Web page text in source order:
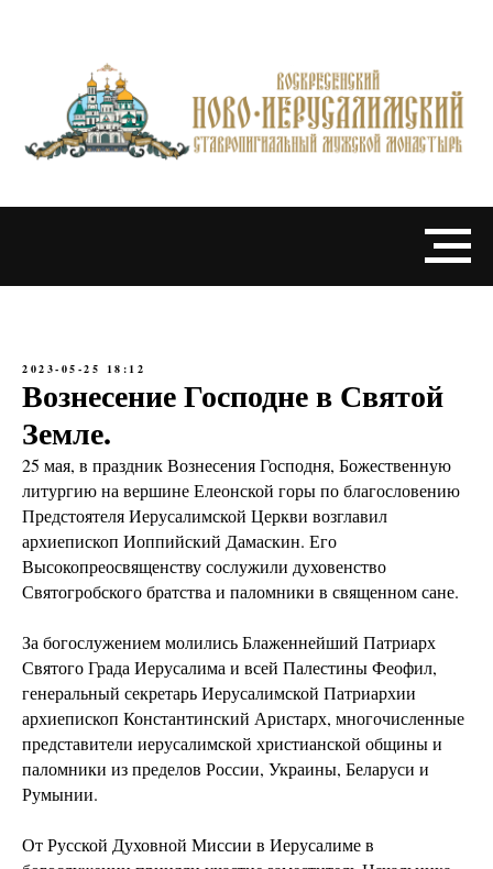
2023-05-25 18:12
Вознесение Господне в Святой
Земле.
25 мая, в праздник Вознесения Господня, Божественную
литургию на вершине Елеонской горы по благословению
Предстоятеля Иерусалимской Церкви возглавил
архиепископ Иоппийский Дамаскин. Его
Высокопреосвященству сослужили духовенство
Святогробского братства и паломники в священном сане.
За богослужением молились Блаженнейший Патриарх
Святого Града Иерусалима и всей Палестины Феофил,
генеральный секретарь Иерусалимской Патриархии
архиепископ Константинский Аристарх, многочисленные
представители иерусалимской христианской общины и
паломники из пределов России, Украины, Беларуси и
Румынии.
От Русской Духовной Миссии в Иерусалиме в